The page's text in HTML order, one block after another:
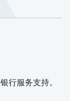
行服务支持。